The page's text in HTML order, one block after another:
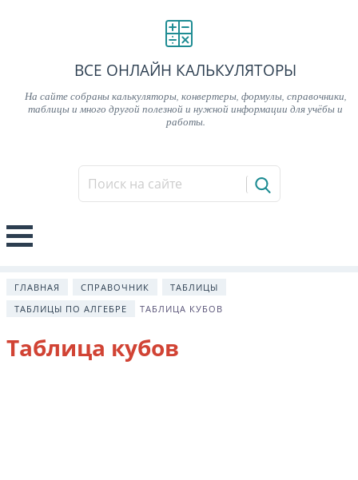
ВСЕ ОНЛАЙН КАЛЬКУЛЯТОРЫ
На сайте собраны калькуляторы, конвертеры, формулы, справочники,
таблицы и много другой полезной и нужной информации для учёбы и
работы.
ГЛАВНАЯ СПРАВОЧНИК
ТАБЛИЦЫ
ТАБЛИЦЫ ПО АЛГЕБРЕ
ТАБЛИЦА КУБОВ
Таблица кубов